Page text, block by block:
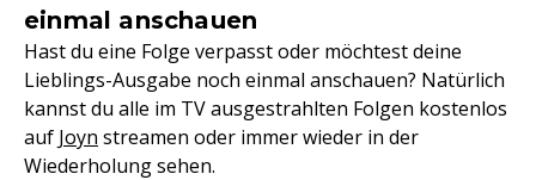
einmal anschauen
Hast du eine Folge verpasst oder möchtest deine
Lieblings-Ausgabe noch einmal anschauen? Natürlich
kannst du alle im TV ausgestrahlten Folgen kostenlos
auf Joyn streamen oder immer wieder in der
Wiederholung sehen.